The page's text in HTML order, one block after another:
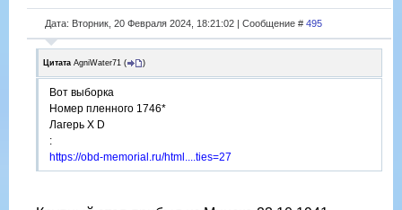
Дата: Вторник, 20 Февраля 2024, 18:21:02 | Сообщение # 495
Цитата AgniWater71 ( )
Вот выборка
Номер пленного 1746*
Лагерь X D
:
https://obd-memorial.ru/html....ties=27